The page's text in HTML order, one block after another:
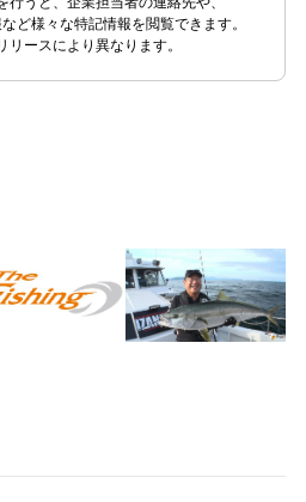
ど様々な特記情報を閲覧できます。
ースにより異なります。